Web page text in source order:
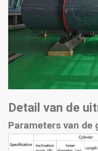
Detail van de
Parameters van de